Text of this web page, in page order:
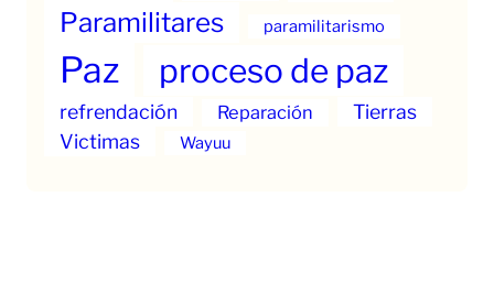
Paramilitares paramilitarismo
Paz proceso de paz
refrendación Reparación
Tierras
Victimas
Wayuu